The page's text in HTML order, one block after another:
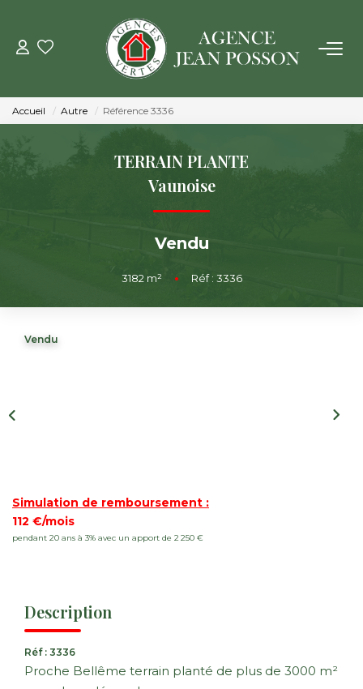
LOCATION
GESTION
NOTRE AGENCE
Accueil Autre Référence 3336
TERRAIN PLANTE
Vaunoise
Vendu
3182 m² • Réf : 3336
Vendu
Simulation de remboursement :
112 €/mois
pendant 20 ans à 3% avec un apport de 2 250 €
Description
Réf : 3336
Proche Bellême terrain planté de plus de 3000 m²